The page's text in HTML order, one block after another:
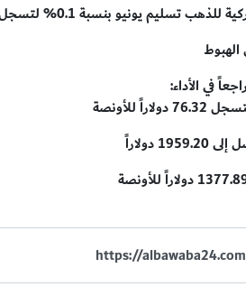
بنسبة 0.1% لتسجل 4535.60 دولاراً للأونصة.
في الأداء: